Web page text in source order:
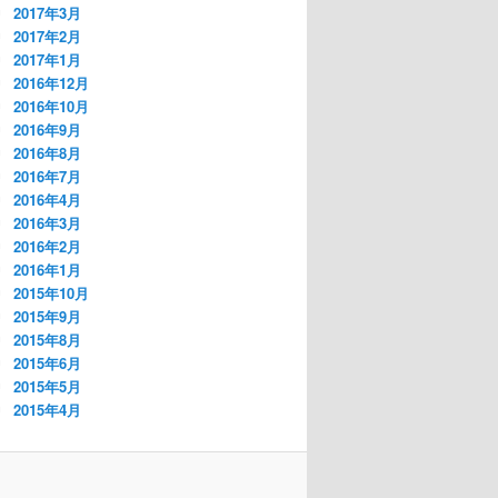
2017年3月
2017年2月
2017年1月
2016年12月
2016年10月
2016年9月
2016年8月
2016年7月
2016年4月
2016年3月
2016年2月
2016年1月
2015年10月
2015年9月
2015年8月
2015年6月
2015年5月
2015年4月